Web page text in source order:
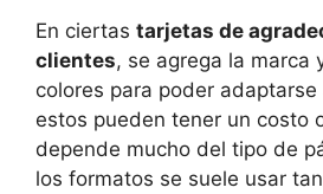
En ciertas tarjetas de
clientes, se agrega la marca
colores para poder
estos pueden tener un costo
depende mucho del tipo de
los formatos se suele usar